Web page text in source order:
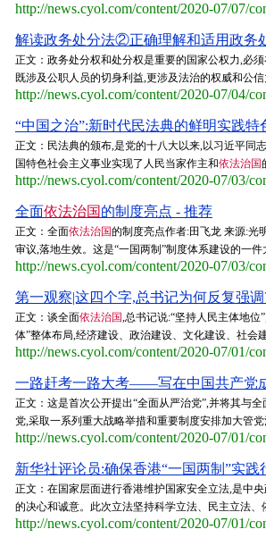
http://news.cyol.com/content/2020-07/07/
解读政务处分法②正确理解和适用政务
正文：政务处分权和处分权是重要的国家公权力,必
既涉及公职人员的切身利益,更涉及法治的权威和公
http://news.cyol.com/content/2020-07/04/
“中国之治”:新时代民法典的鲜明实践特
正文：民法典的颁布,是党的十八大以来,以习近平同
国特色社会主义事业实现了人民当家作主和依法治国
http://news.cyol.com/content/2020-07/03/
全面依法治国的制度亮点 - 推荐
正文：全面依法治国的制度亮点作者:田飞龙 来源:光
审议,落地生效。这是“一国两制”制度体系建设的一
http://news.cyol.com/content/2020-07/03/
第一观察|这四个字,总书记为何反复强调
正文：谈全面依法治国,总书记说:“坚持人民主体地
体”整体布局,经济建设、政治建设、文化建设、社
http://news.cyol.com/content/2020-07/01/
一路赶考一路大考——写在中国共产党
正文：这是首次公开提出“全面从严治党”,并将其与
党,采取一系列重大战略举措和重要制度安排加大管
http://news.cyol.com/content/2020-07/01/
新华社评论员:确保香港“一国两制”实
正文：在国家层面进行香港维护国家安全立法,是中
的决心和诚意。此次立法坚持科学立法、民主立法
http://news.cyol.com/content/2020-07/01/